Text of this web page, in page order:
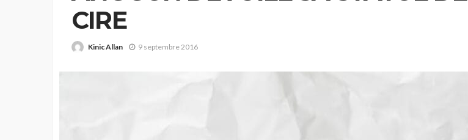
CIRE
Kinic Allan 9 septembre 2016